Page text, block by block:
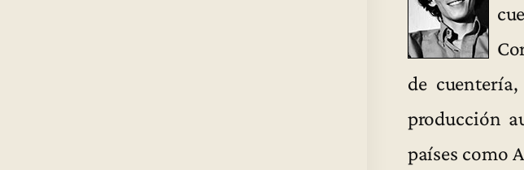
de
producción
países como